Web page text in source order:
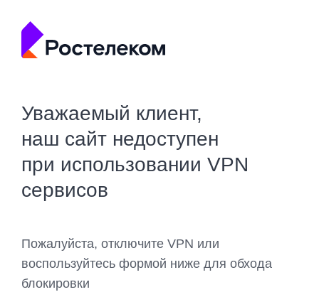
Уважаемый клиент,
наш сайт недоступен
при использовании VPN
сервисов
Пожалуйста, отключите VPN или
воспользуйтесь формой ниже для обхода
блокировки